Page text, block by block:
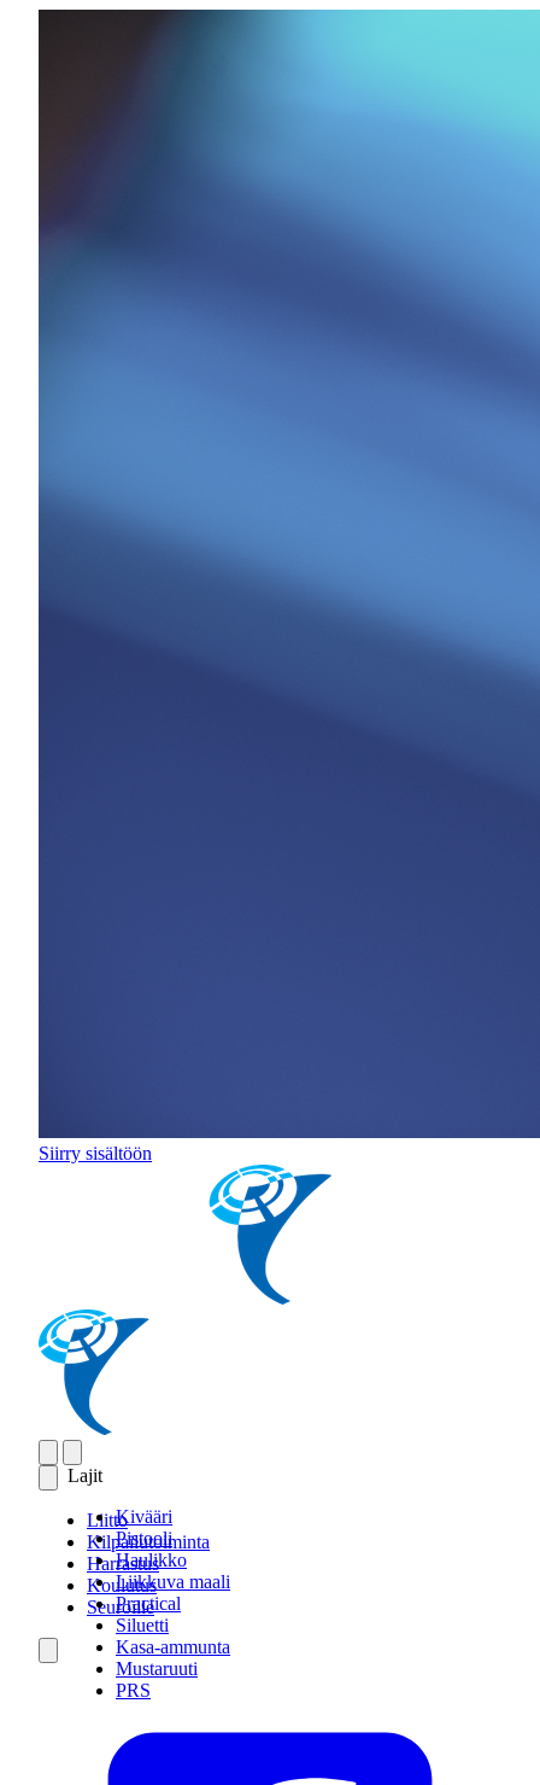
Siirry sisältöön
Lajit
Kivääri
Pistooli
Haulikko
Liikkuva maali
Practical
Siluetti
Kasa-ammunta
Mustaruuti
PRS
Liitto
Kilpailutoiminta
Harrastus
Koulutus
Seuroille